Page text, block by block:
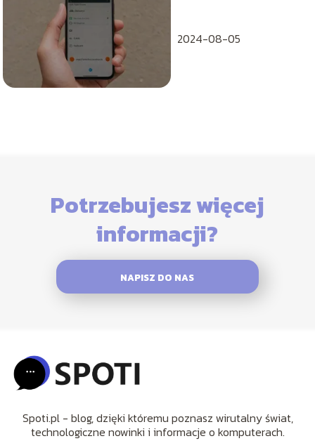
2024-08-05
Potrzebujesz więcej
informacji?
NAPISZ DO NAS
Spoti.pl - blog, dzięki któremu poznasz wirutalny świat,
technologiczne nowinki i informacje o komputerach.